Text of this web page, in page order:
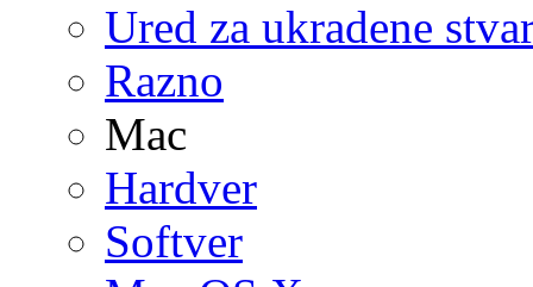
Ured za ukradene
Razno
Mac
Hardver
Softver